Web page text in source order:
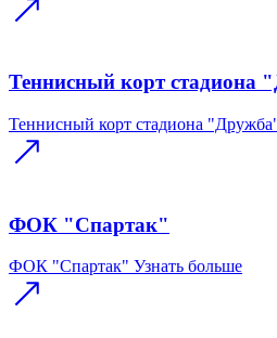
Теннисный корт стадиона
Теннисный корт стадиона
ФОК "Спартак"
ФОК "Спартак" Узнать больше